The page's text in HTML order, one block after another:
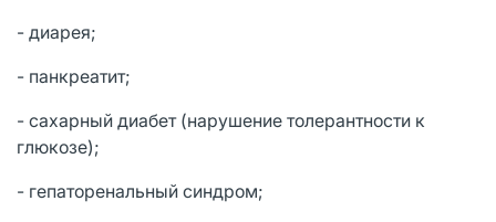
- диарея;
- панкреатит;
- сахарный диабет (нарушение толерантности к
глюкозе);
- гепаторенальный синдром;